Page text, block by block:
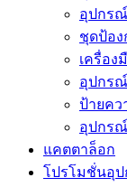
อุปกร
ชุดป้อง
เครื่อง
อุปกร
ป้ายคว
อุปกร
แคตตาล็อก
โปรโมชั่นอุ